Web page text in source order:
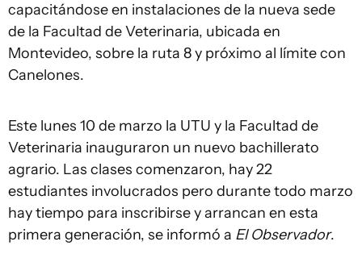
capacitándose en instalaciones de la nueva sede
de la Facultad de Veterinaria, ubicada en
Montevideo, sobre la ruta 8 y próximo al límite con
Canelones.
Este lunes 10 de marzo la UTU y la Facultad de
Veterinaria inauguraron un nuevo bachillerato
agrario. Las clases comenzaron, hay 22
estudiantes involucrados pero durante todo marzo
hay tiempo para inscribirse y arrancan en esta
primera generación, se informó a El Observador.